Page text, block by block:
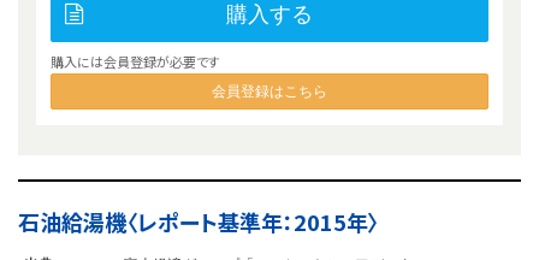
購入する
購入には会員登録が必要です
会員登録はこちら
石油給湯機〈レポート基準年：2015年〉